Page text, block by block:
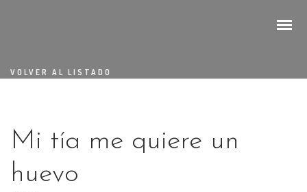
VOLVER AL LISTADO
Mi tía me quiere un
huevo